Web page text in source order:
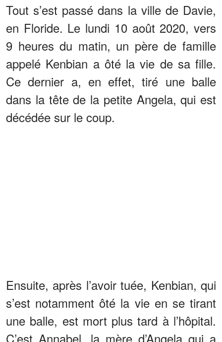
Tout s’est passé dans la ville de Davie,
en Floride. Le lundi 10 août 2020, vers
9 heures du matin, un père de famille
appelé Kenbian a ôté la vie de sa fille.
Ce dernier a, en effet, tiré une balle
dans la tête de la petite Angela, qui est
décédée sur le coup.
Ensuite, après l’avoir tuée, Kenbian, qui
s’est notamment ôté la vie en se tirant
une balle, est mort plus tard à l’hôpital.
C’est Annabel, la mère d’Angela qui a